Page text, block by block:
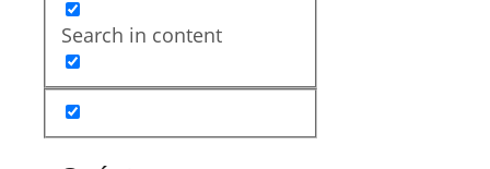
climatización en grandes
edificios, pueden alcanzar
salarios superiores. Por
ejemplo, en el sector
industrial, los sueldos